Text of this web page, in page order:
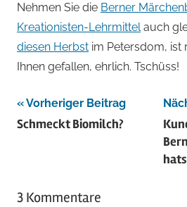
Nehmen Sie die Berner
Kreationisten-Lehrmittelauch
diesen Herbst im Petersdom, ist
Ihnen gefallen, ehrlich. Tschüss!
Vorheriger Beitrag
Schmeckt Biomilch?
3 Kommentare